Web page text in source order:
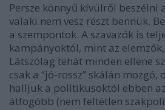
Persze könnyű kívülről beszélni
valaki nem vesz részt bennük.
a szempontok. A szavazók is
kampányoktól, mint az
Látszólag tehát minden ellene
csak a “jó-rossz” skálán
halljuk a politikusoktól ebben
átfogóbb (nem feltétlen